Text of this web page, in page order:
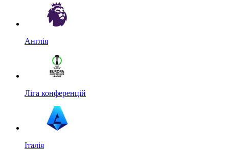
Англія
Ліга конференцій
Італія